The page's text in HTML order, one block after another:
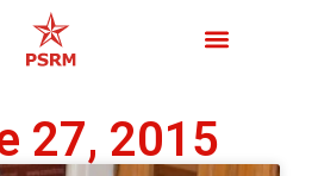
27, 2015